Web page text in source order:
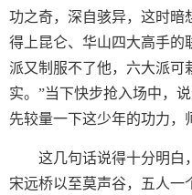
功之奇，深自骇异，这时暗
得上昆仑、华山四大高手的
派又制服不了他，六大派可
实。”当下快步抢入场中，
先较量一下这少年的功力，
这几句话说得十分明白
宋远桥以至莫声谷，五人一